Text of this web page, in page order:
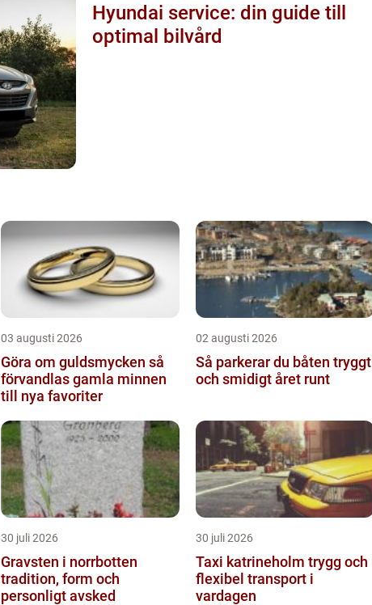
Hyundai service: din guide till
optimal bilvård
03 augusti 2026
Göra om guldsmycken så
förvandlas gamla minnen
till nya favoriter
02 augusti 2026
Så parkerar du båten tryggt
och smidigt året runt
30 juli 2026
Gravsten i norrbotten
tradition, form och
personligt avsked
30 juli 2026
Taxi katrineholm trygg och
flexibel transport i
vardagen